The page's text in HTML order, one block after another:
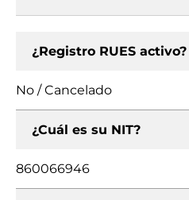
¿Registro RUES activo?
No / Cancelado
¿Cuál es su NIT?
860066946